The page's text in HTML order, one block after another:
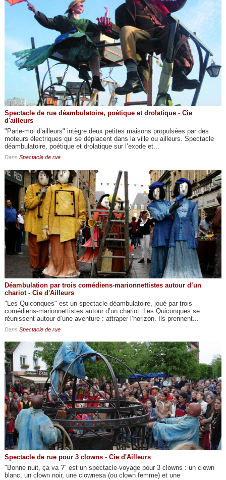
Spectacle de rue déambulatoire, poétique et drolatique - Cie
d'ailleurs
"Parle-moi d’ailleurs" intègre deux petites maisons propulsées par des
moteurs électriques qui se déplacent dans la ville ou ailleurs. Spectacle
déambulatoire, poétique et drolatique sur l’exode et...
Dans Spectacle de rue
Déambulation par trois comédiens-marionnettistes autour d’un
chariot - Cie d'Ailleurs
"Les Quiconques" est un spectacle déambulatoire, joué par trois
comédiens-marionnettistes autour d’un chariot. Les Quiconques se
réunissent autour d’une aventure : attraper l’horizon. Ils prennent...
Dans Spectacle de rue
Spectacle de rue pour 3 clowns - Cie d'Ailleurs
"Bonne nuit, ça va ?" est un spectacle-voyage pour 3 clowns : un clown
blanc, un clown noir, une clownesa (ou clown femme) et une